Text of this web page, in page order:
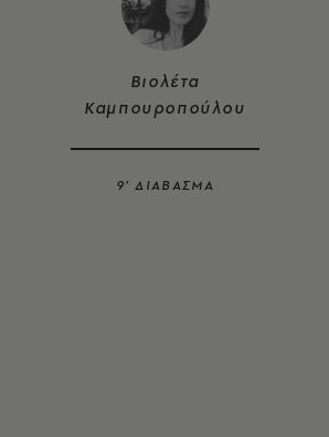
Βιολέτα
Καμπουροπούλου
9’ ΔΙΑΒΑΣΜΑ